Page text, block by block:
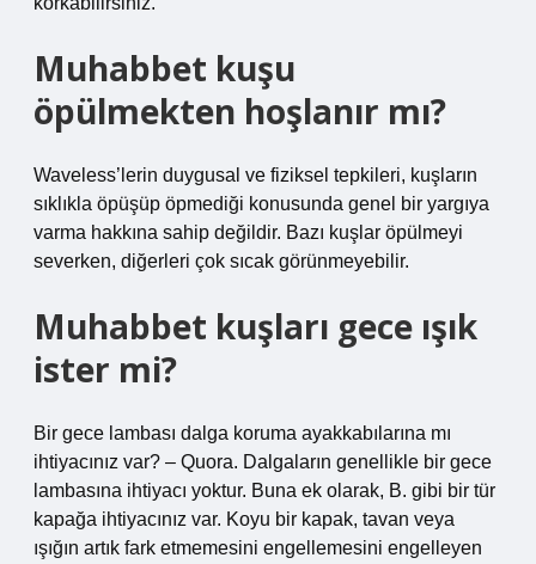
Muhabbet kuşu
öpülmekten hoşlanır mı?
Waveless’lerin duygusal ve fiziksel tepkileri, kuşların
sıklıkla öpüşüp öpmediği konusunda genel bir yargıya
varma hakkına sahip değildir. Bazı kuşlar öpülmeyi
severken, diğerleri çok sıcak görünmeyebilir.
Muhabbet kuşları gece ışık
ister mi?
Bir gece lambası dalga koruma ayakkabılarına mı
ihtiyacınız var? – Quora. Dalgaların genellikle bir gece
lambasına ihtiyacı yoktur. Buna ek olarak, B. gibi bir tür
kapağa ihtiyacınız var. Koyu bir kapak, tavan veya
ışığın artık fark etmemesini engellemesini engelleyen